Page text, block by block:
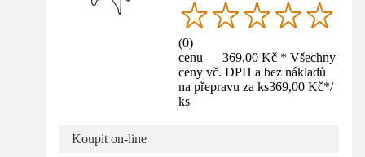
(0)
cenu — 369,00 Kč * Všechny
ceny vč. DPH a bez nákladů
na přepravu za ks369,00 Kč*/
ks
Koupit on-line